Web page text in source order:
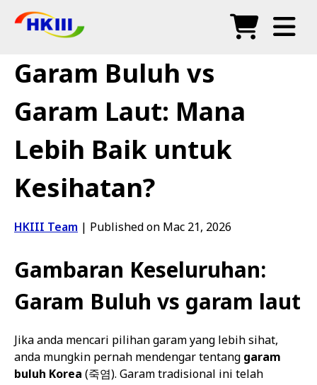
Soalan Lazim
Blog
Agen Sah
Kedai
Garam Buluh vs
Garam Laut: Mana
Lebih Baik untuk
Kesihatan?
HKIII Team | Published on Mac 21, 2026
Gambaran Keseluruhan:
Garam Buluh vs garam laut
Jika anda mencari pilihan garam yang lebih sihat,
anda mungkin pernah mendengar tentang garam
buluh Korea (죽염). Garam tradisional ini telah